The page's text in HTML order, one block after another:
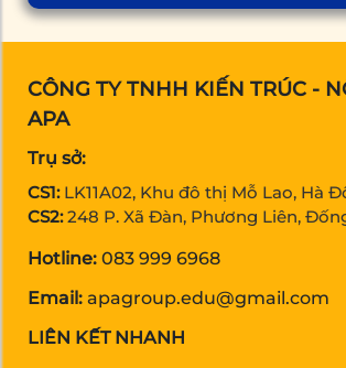
CÔNG TY TNHH KIẾN TRÚC -
APA
Trụ sở:
CS1: LK11A02, Khu đô thị Mỗ Lao, Hà
CS2: 248 P. Xã Đàn, Phương Liên,
Hotline: 083 999 6968
Email: apagroup.edu@gmail.com
LIÊN KẾT NHANH